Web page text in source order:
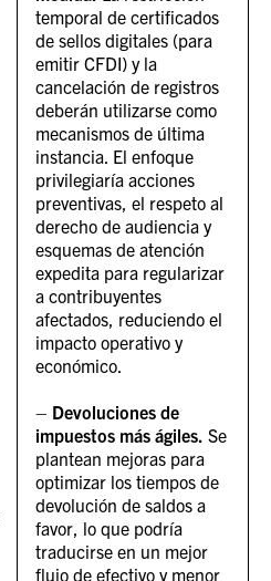
temporal de certificados
de sellos digitales (para
emitir CFDI) y la
cancelación de registros
deberán utilizarse como
mecanismos de última
instancia. El enfoque
privilegiaría acciones
preventivas, el respeto al
derecho de audiencia y
esquemas de atención
expedita para regularizar
a contribuyentes
afectados, reduciendo el
impacto operativo y
económico.
– Devoluciones de
impuestos más ágiles. Se
plantean mejoras para
optimizar los tiempos de
devolución de saldos a
favor, lo que podría
traducirse en un mejor
flujo de efectivo y menor